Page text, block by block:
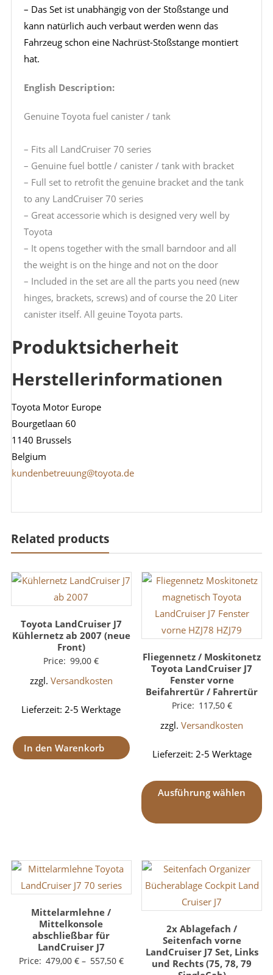
– Das Set ist unabhängig von der Stoßstange und
kann natürlich auch verbaut werden wenn das
Fahrzeug schon eine Nachrüst-Stoßstange montiert
hat.
English Description:
Genuine Toyota fuel canister / tank
– Fits all LandCruiser 70 series
– Genuine fuel bottle / canister / tank with bracket
– Full set to retrofit the genuine bracket and the tank
to any LandCruiser 70 series
– Great accessorie which is designed very well by
Toyota
– It opens together with the small barndoor and all
the weight is on the hinge and not on the door
– Included in the set are all the parts you need (new
hinges, brackets, screws) and of course the 20 Liter
canister itself. All geuine Toyota parts.
Produktsicherheit
Herstellerinformationen
Toyota Motor Europe
Bourgetlaan 60
1140 Brussels
Belgium
kundenbetreuung@toyota.de
Related products
Toyota LandCruiser J7
Kühlernetz ab 2007 (neue
Front)
Price: 99,00€
zzgl. Versandkosten
Lieferzeit:2-5 Werktage
In den Warenkorb
Fliegennetz / Moskitonetz
Toyota LandCruiser J7
Fenster vorne
Beifahrertür / Fahrertür
Price: 117,50 €
zzgl.Versandkosten
Lieferzeit: 2-5 Werktage
Ausführung wählen
Mittelarmlehne /
Mittelkonsole
abschließbar für
LandCruiser J7
Price: 479,00 €– 557,50 €
2x Ablagefach /
Seitenfach vorne
LandCruiser J7 Set, Links
und Rechts (75, 78, 79